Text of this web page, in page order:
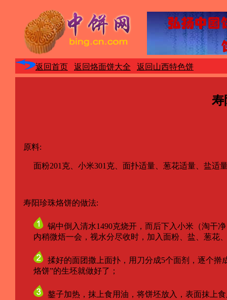
返回首页 返回烙面饼大全 返回山西特色饼
寿
原料:
面粉201克、小米301克、面扑适量、葱花适量、盐适
寿阳珍珠烙饼的做法:
锅中倒入清水1490克烧开，而后下入小米（淘干
内稍微焐一会，视水分尽收时，加入面粉、盐、葱花
揉好的面团撒上面扑，用刀分成5个面剂，逐个擀
烙饼”的生坯就做好了；
鏊子加热，抹上食用油，将饼坯放入，表面抹上